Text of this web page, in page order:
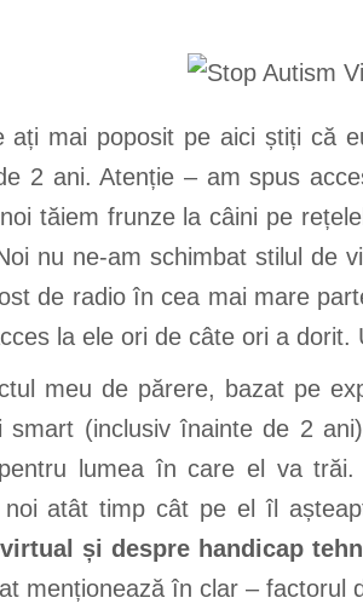
ați mai poposit pe aici știți că
2 ani. Atenție – am spus
tăiem frunze la câini pe
nu ne-am schimbat stilul de
de radio în cea mai mare
la ele ori de câte ori a
meu de părere, bazat pe
smart (inclusiv înainte de 2
lumea în care el va
noi atât timp cât pe el îl
și despre handicap
menționează în clar – factorul